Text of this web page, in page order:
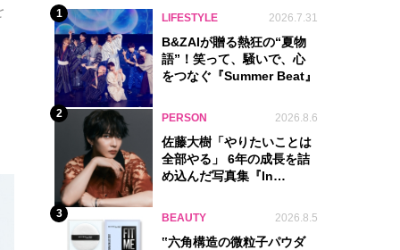
1 LIFESTYLE 2026.7.31
B&ZAIが贈る熱狂の“夏物
語”！笑って、騒いで、心
をつなぐ『Summer Beat』
2 PERSON 2026.8.6
佐藤大樹「やりたいことは
全部やる」 6年の成長を詰
め込んだ写真集『In
3 BEAUTY 2026.8.5
‟六角構造の微粒子パウダ